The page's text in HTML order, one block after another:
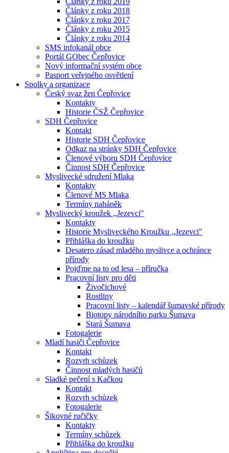
Články z roku 2018
Články z roku 2017
Články z roku 2015
Články z roku 2014
SMS infokanál obce
Portál GObec Čepřovice
Nový informační systém obce
Pasport veřejného osvětlení
Spolky a organizace
Český svaz žen Čepřovice
Kontakty
Historie ČSŽ Čepřovice
SDH Čepřovice
Kontakt
Historie SDH Čepřovice
Odkaz na stránky SDH Čepřovice
Členové výboru SDH Čepřovice
Činnost SDH Čepřovice
Myslivecké sdružení Mlaka
Kontakty
Členové MS Mlaka
Termíny naháněk
Myslivecký kroužek ,,Jezevci"
Kontakty
Historie Mysliveckého Kroužku ,,Jezevci"
Přihláška do kroužku
Desatero zásad mladého myslivce a ochránce
přírody
Pojďme na to od lesa – příručka
Pracovní listy pro děti
Živočichové
Rostliny
Pracovní listy – kalendář šumavské přírody
Biotopy národního parku Šumava
Stará Šumava
Fotogalerie
Mladí hasiči Čepřovice
Kontakt
Rozvrh schůzek
Činnost mladých hasičů
Sladké pečení s Kačkou
Kontakt
Rozvrh schůzek
Fotogalerie
Šikovné ručičky
Kontakty
Termíny schůzek
Přihláška do kroužku